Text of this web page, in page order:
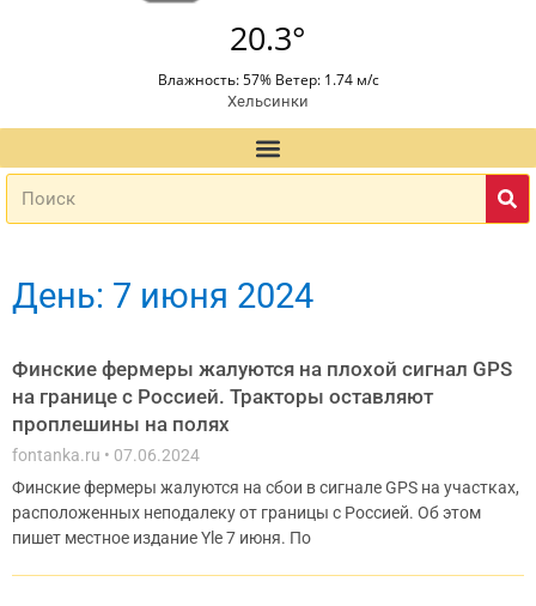
20.3°
Влажность: 57% Ветер: 1.74 м/с
Хельсинки
День: 7 июня 2024
Финские фермеры жалуются на плохой сигнал GPS
на границе с Россией. Тракторы оставляют
проплешины на полях
fontanka.ru
07.06.2024
Финские фермеры жалуются на сбои в сигнале GPS на участках,
расположенных неподалеку от границы с Россией. Об этом
пишет местное издание Yle 7 июня. По